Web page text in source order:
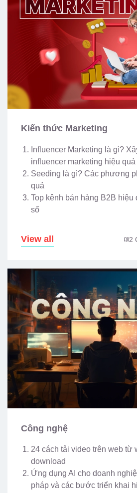
Kiến thức Marketing
Influencer Marketing là gì?
influencer marketing hiệu quả
Seeding là gì? Các phương
quả
Top kênh bán hàng B2B hiệu
số
View all 2
Công nghệ
24 cách tải video trên web từ
download
Ứng dụng AI cho doanh
pháp và các bước triển khai